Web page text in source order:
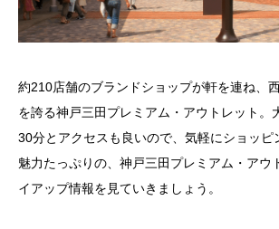
約210店舗のブランドショップが軒を連ね、
を誇る神戸三田プレミアム・アウトレット。
30分とアクセスも良いので、気軽にショッピ
魅力たっぷりの、神戸三田プレミアム・アウ
イアップ情報を見ていきましょう。